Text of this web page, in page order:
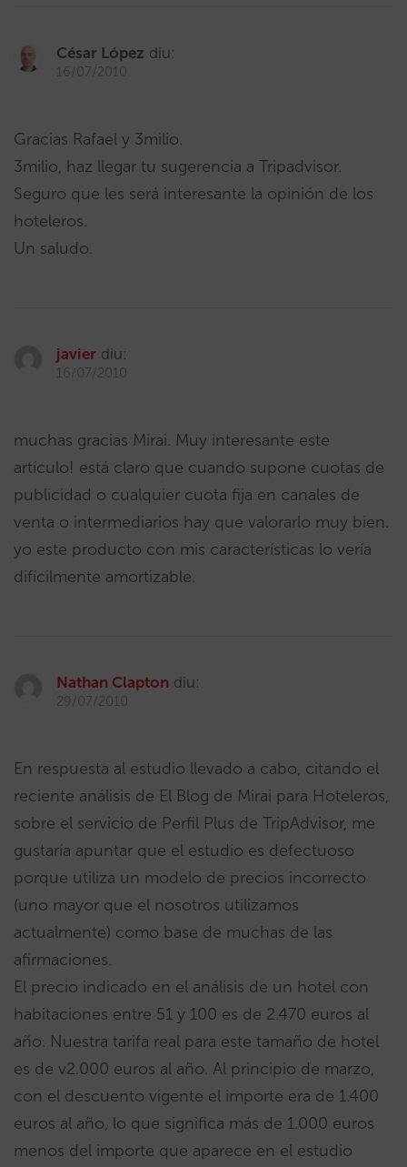
César López diu:
16/07/2010
Gracias Rafael y 3milio.
3milio, haz llegar tu sugerencia a Tripadvisor.
Seguro que les será interesante la opinión de los
hoteleros.
Un saludo.
javier diu:
16/07/2010
muchas gracias Mirai. Muy interesante este
artículo! está claro que cuando supone cuotas de
publicidad o cualquier cuota fija en canales de
venta o intermediarios hay que valorarlo muy bien.
yo este producto con mis características lo vería
difícilmente amortizable.
Nathan Clapton diu:
29/07/2010
En respuesta al estudio llevado a cabo, citando el
reciente análisis de El Blog de Mirai para Hoteleros,
sobre el servicio de Perfil Plus de TripAdvisor, me
gustaría apuntar que el estudio es defectuoso
porque utiliza un modelo de precios incorrecto
(uno mayor que el nosotros utilizamos
actualmente) como base de muchas de las
afirmaciones.
El precio indicado en el análisis de un hotel con
habitaciones entre 51 y 100 es de 2.470 euros al
año. Nuestra tarifa real para este tamaño de hotel
es de v2.000 euros al año. Al principio de marzo,
con el descuento vigente el importe era de 1.400
euros al año, lo que significa más de 1.000 euros
menos del importe que aparece en el estudio